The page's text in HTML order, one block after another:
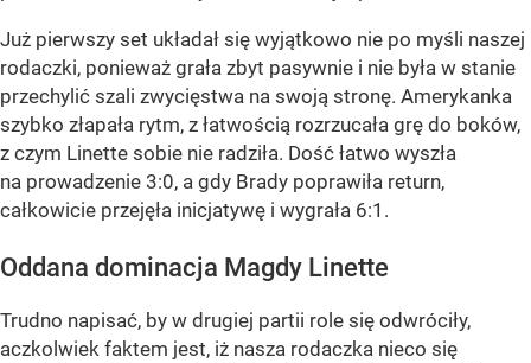
Już pierwszy set układał się wyjątkowo nie po myśli naszej
rodaczki, ponieważ grała zbyt pasywnie i nie była w stanie
przechylić szali zwycięstwa na swoją stronę. Amerykanka
szybko złapała rytm, z łatwością rozrzucała grę do boków,
z czym Linette sobie nie radziła. Dość łatwo wyszła
na prowadzenie 3:0, a gdy Brady poprawiła return,
całkowicie przejęła inicjatywę i wygrała 6:1.
Oddana dominacja Magdy Linette
Trudno napisać, by w drugiej partii role się odwróciły,
aczkolwiek faktem jest, iż nasza rodaczka nieco się